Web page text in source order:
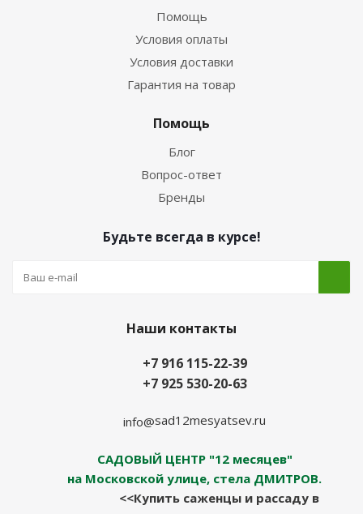
Помощь
Условия оплаты
Условия доставки
Гарантия на товар
Помощь
Блог
Вопрос-ответ
Бренды
Будьте всегда в курсе!
Наши контакты
+7 916 115-22-39
+7 925 530-20-63
info@sad12mesyatsev.ru
САДОВЫЙ ЦЕНТР "12 месяцев"
на Московской улице, стела ДМИТРОВ.
<<Купить саженцы и рассаду в